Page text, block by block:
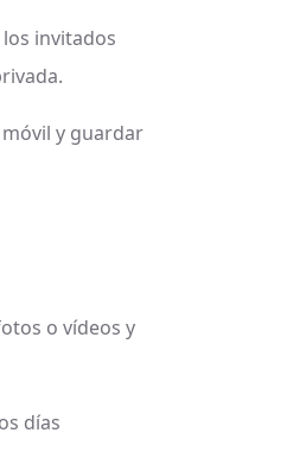
invitados
y guardar
o vídeos y
días